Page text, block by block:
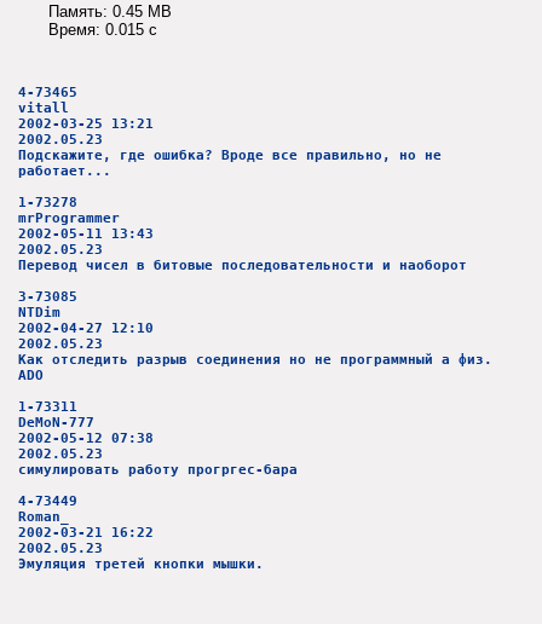
Память: 0.45 MB
Время: 0.015 c
4-73465
vitall
2002-03-25 13:21
2002.05.23
Подскажите, где ошибка? Вроде все правильно, но не
работает...
1-73278
mrProgrammer
2002-05-11 13:43
2002.05.23
Перевод чисел в битовые последовательности и наоборот
3-73085
NTDim
2002-04-27 12:10
2002.05.23
Как отследить разрыв соединения но не программный а физ.
ADO
1-73311
DeMoN-777
2002-05-12 07:38
2002.05.23
симулировать работу прогргес-бара
4-73449
Roman_
2002-03-21 16:22
2002.05.23
Эмуляция третей кнопки мышки.